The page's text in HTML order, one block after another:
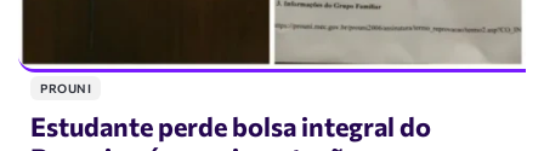
PROUNI
Estudante perde bolsa integral do